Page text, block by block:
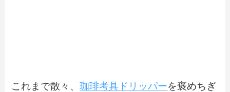
これまで散々、珈琲考具ドリッパーを褒めちぎ